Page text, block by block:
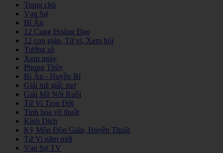
Trang chủ
Vạn Sự
Bí Ẩn
12 Cung Hoàng Đạo
12 con giáp, Tử vi, Xem bói
Tướng số
Xem ngày
Phong Thủy
Bí Ẩn - Huyền Bí
Giải mã giấc mơ
Giải Mã Nốt Ruồi
Tử Vi Trọn Đời
Tinh hoa võ thuật
Kinh Dịch
Kỳ Môn Độn Giáp, Huyền Thuật
Tử Vi năm mới
Vạn Sự TV